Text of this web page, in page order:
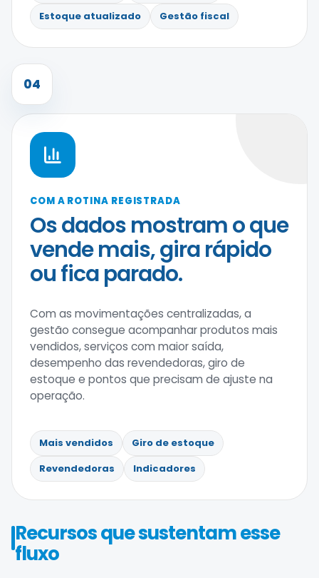
Estoque atualizado
Gestão fiscal
04
COM A ROTINA REGISTRADA
Os dados mostram o que
vende mais, gira rápido
ou fica parado.
Com as movimentações centralizadas, a
gestão consegue acompanhar produtos mais
vendidos, serviços com maior saída,
desempenho das revendedoras, giro de
estoque e pontos que precisam de ajuste na
operação.
Mais vendidos
Giro de estoque
Revendedoras
Indicadores
Recursos que sustentam esse
fluxo